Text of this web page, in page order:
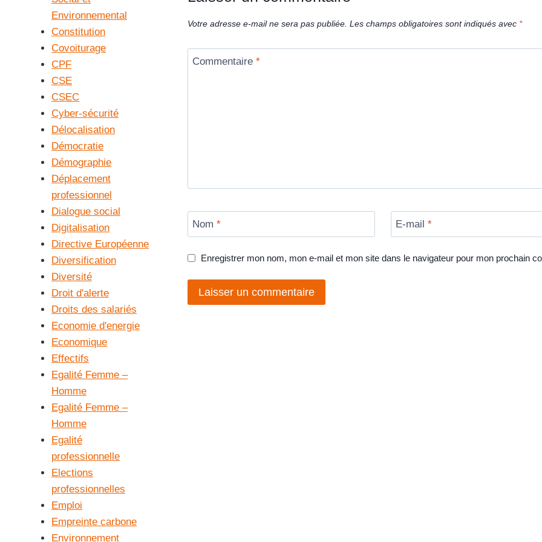
Votre adresse e-mail ne sera pas publiée. Les champs obligatoires sont indiqués avec *
Commentaire *
Nom * E-mail*
Enregistrer mon nom, mon e-mail et mon site dans le navigateur pour mon prochain
Environnemental
Constitution
Covoiturage
CPF
CSE
CSEC
Cyber-sécurité
Délocalisation
Démocratie
Démographie
Déplacement
professionnel
Dialogue social
Digitalisation
Directive Européenne
Diversification
Diversité
Droit d'alerte
Droits des salariés
Economie d'energie
Economique
Effectifs
Egalité Femme –
Homme
Egalité Femme –
Homme
Egalité
professionnelle
Elections
professionnelles
Emploi
Empreinte carbone
Environnement